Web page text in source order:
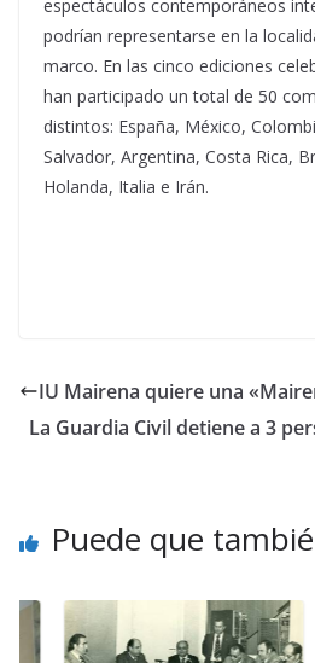
espectáculos contemporáneos
podrían representarse en la
marco. En las cinco ediciones
han participado un total de 50
distintos: España, México,
Salvador, Argentina, Costa Rica,
Holanda, Italia e Irán.
IU Mairena quiere una
La Guardia Civil detiene a 3
Puede que